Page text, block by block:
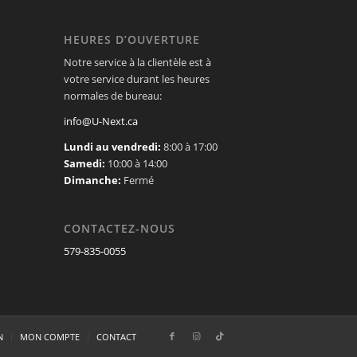
HEURES D’OUVERTURE
Notre service à la clientèle est à
votre service durant les heures
normales de bureau:
info@U-Next.ca
Lundi au vendredi: 8:00 à 17:00
Samedi: 10:00 à 14:00
Dimanche: Fermé
CONTACTEZ-NOUS
579-835-0055
MON COMPTE CONTACT